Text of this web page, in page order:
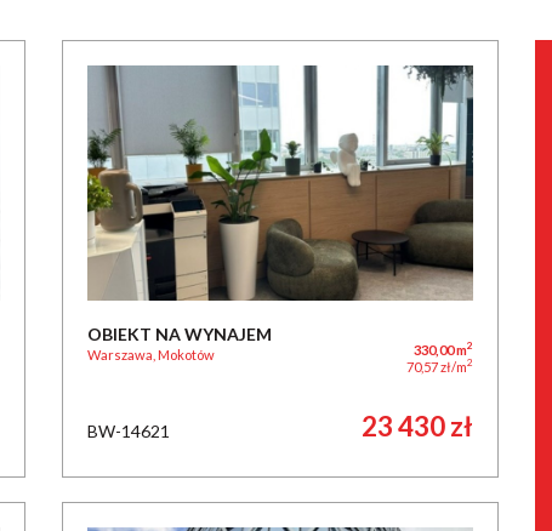
OBIEKT NA WYNAJEM
Warszawa, Mokotów 330,00 m2
70,57 zł/m2
BW-14621 23 430 zł